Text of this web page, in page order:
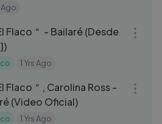
Ago
Flaco＂ - Bailaré (Desde
1 Yrs Ago
Flaco＂, Carolina Ross -
(Video Oficial)
1 Yrs Ago